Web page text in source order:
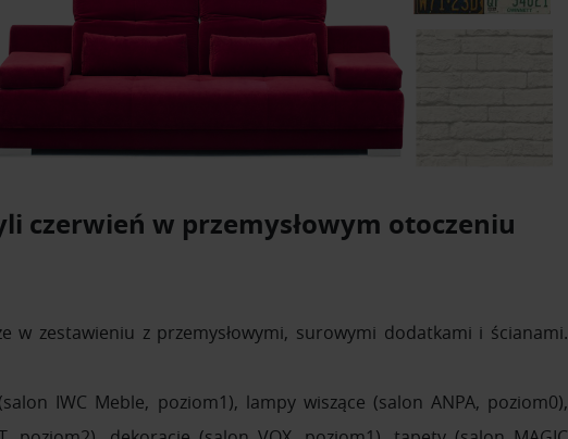
czerwień w przemysłowym otoczeniu
w zestawieniu z przemysłowymi, surowymi dodatkami i ścianami.
IWC Meble, poziom1), lampy wiszące (salon ANPA, poziom0),